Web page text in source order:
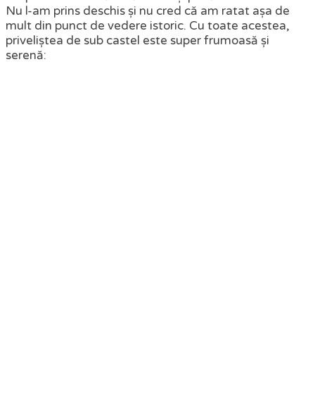
Nu l-am prins deschis și nu cred că am ratat așa de
mult din punct de vedere istoric. Cu toate acestea,
priveliștea de sub castel este super frumoasă și
serenă: